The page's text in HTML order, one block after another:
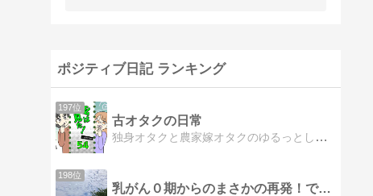
ポジティブ日記 ランキング
197位
古オタクの日常
独身オタクと農家嫁オタクのゆるっとしながらイラつく日常を週3.4頻度で更新中
198位
乳がん０期からのまさかの再発！でもハートフルでいこう